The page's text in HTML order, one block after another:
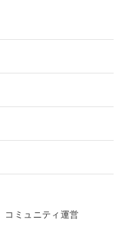
コミュニティ運営